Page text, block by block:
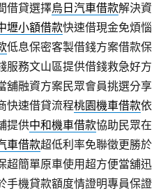
借貸選擇烏日汽車借款解決資
壢小額借款快速借現金免煩惱
低息保密客製借錢方案借款保
服務文山區提供借錢救急好方
舖融資方案民眾會員挑選分享
快速借貸流程桃園機車借款依
提供中和機車借款協助民眾在
車借款超低利率免聯徵更勝於
超簡單原車使用超方便當舖迅
手機貸款額度情證明專員保證